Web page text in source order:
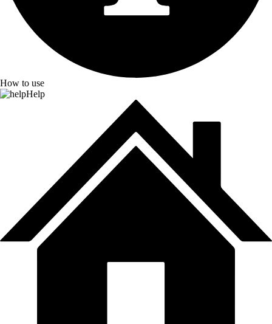
How to use
Help